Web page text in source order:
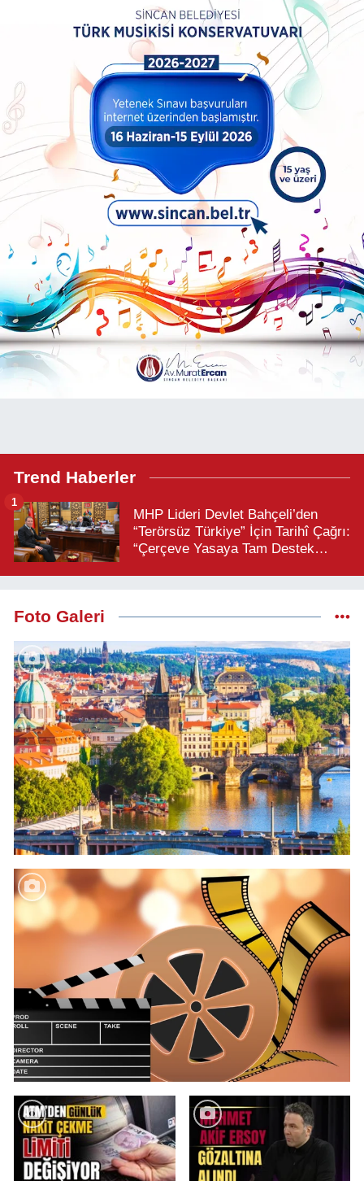
Trend Haberler
MHP Lideri Devlet Bahçeli’den
“Terörsüz Türkiye” İçin Tarihî Çağrı:
“Çerçeve Yasaya Tam Destek
1
Foto Galeri